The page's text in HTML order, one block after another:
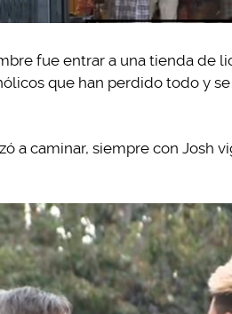
fue entrar a una tienda de
que han perdido todo y
a caminar, siempre con Josh